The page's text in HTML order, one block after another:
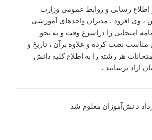
اطلاع رسانی و روابط عمومی وزارت
، وی افزود : مدیران واحدهای آموزشی
امتحانی را دراسرع وقت و به نحو
نصب کرده و علاوه برآن ، تاریخ و
هر رشته را به اطلاع کلیه دانش
آزاد برسانند .
دانش‌آموزان معلوم شد